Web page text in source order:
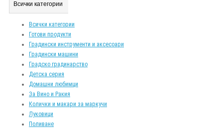
Всички категории
Всички категории
Готови продукти
Градински инструменти и аксесоари
Градински машини
Градско градинарство
Детска серия
Домашни любимци
За Вино и Ракия
Колички и макари за маркучи
Луковици
Поливане